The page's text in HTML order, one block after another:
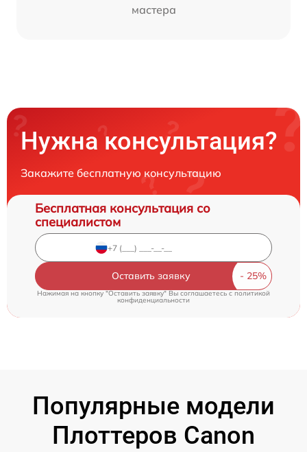
мастера
Нужна консультация?
Закажите бесплатную консультацию
Бесплатная консультация со
специалистом
Оставить заявку
Нажимая на кнопку "Оставить заявку" Вы соглашаетесь c политикой
конфиденциальности
Популярные модели
Плоттеров Canon